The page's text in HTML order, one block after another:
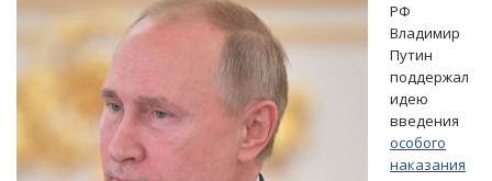
РФ
Владимир
Путин
поддержал
идею
введения
особого
наказания